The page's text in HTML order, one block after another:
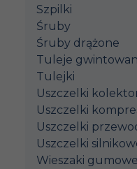
Szpilki
Śruby
Śruby drążone
Tuleje
Tulejki
Uszczelki
Uszczelki
Uszczelki
Uszczelki
Wieszaki